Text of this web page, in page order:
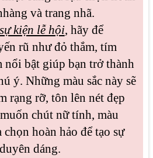
và trang nhã.
kiện lễ hội, hãy để
rũ như đỏ thắm, tím
nổi bật giúp bạn trở thành
ý. Những màu sắc này sẽ
rạng rỡ, tôn lên nét đẹp
chút nữ tính, màu
hoàn hảo để tạo sự
dáng.